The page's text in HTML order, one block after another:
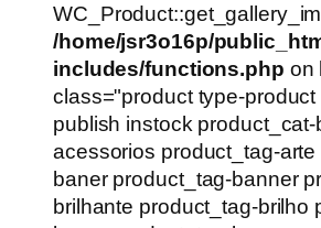
/home/jsr3o16p/
includes/functions.php on
class="product type-
publish instock
acessorios product_tag-
baner product_tag-banner
brilhante product_tag-brilho